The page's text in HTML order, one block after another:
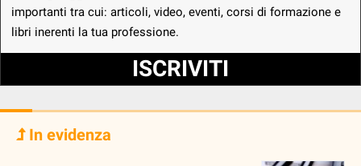
importanti tra cui: articoli, video, eventi, corsi di formazione e
libri inerenti la tua professione.
ISCRIVITI
In evidenza